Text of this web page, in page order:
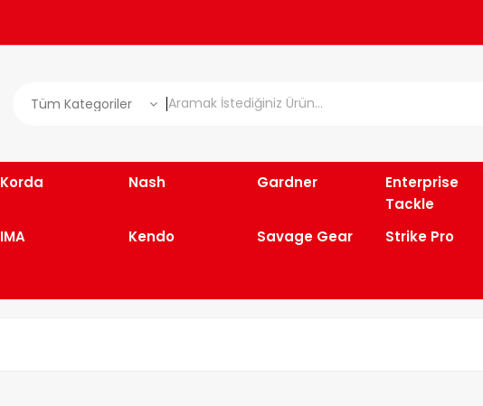
Tüm Kategoriler
Korda Nash Gardner
Enterprise
Tackle
IMA Kendo Savage Gear Strike Pro